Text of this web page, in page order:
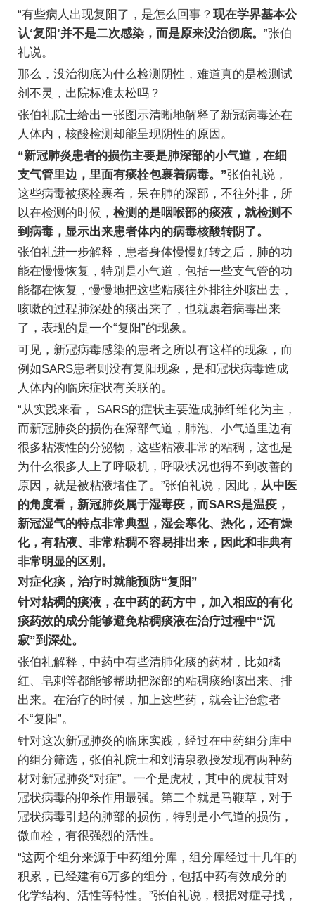
“有些病人出现复阳了，是怎么回事？ 现在学界基本公
认‘复阳’并不是二次感染，而是原来没治彻底。 ”张伯
礼说。
那么，没治彻底为什么检测阴性，难道真的是检测试
剂不灵，出院标准太松吗？
张伯礼院士给出一张图示清晰地解释了新冠病毒还在
人体内，核酸检测却能呈现阴性的原因。
“新冠肺炎患者的损伤主要是肺深部的小气道，在细
支气管里边，里面有痰栓包裹着病毒。”张伯礼说，
这些病毒被痰栓裹着，呆在肺的深部，不往外排，所
以在检测的时候， 检测的是咽喉部的痰液，就检测不
到病毒，显示出来患者体内的病毒核酸转阴了。
张伯礼进一步解释，患者身体慢慢好转之后，肺的功
能在慢慢恢复，特别是小气道，包括一些支气管的功
能都在恢复，慢慢地把这些粘痰往外排往外咳出去，
咳嗽的过程肺深处的痰出来了，也就裹着病毒出来
了，表现的是一个“复阳”的现象。
可见，新冠病毒感染的患者之所以有这样的现象，而
例如SARS患者则没有复阳现象，是和冠状病毒造成
人体内的临床症状有关联的。
“从实践来看， SARS的症状主要造成肺纤维化为主，
而新冠肺炎的损伤在深部气道，肺泡、小气道里边有
很多粘液性的分泌物，这些粘液非常的粘稠，这也是
为什么很多人上了呼吸机，呼吸状况也得不到改善的
原因，就是被粘液堵住了。”张伯礼说，因此， 从中医
的角度看，新冠肺炎属于湿毒疫，而SARS是温疫，
新冠湿气的特点非常典型，湿会寒化、热化，还有燥
化，有粘液、非常粘稠不容易排出来，因此和非典有
非常明显的区别。
对症化痰，治疗时就能预防“复阳”
针对粘稠的痰液，在中药的药方中，加入相应的有化
痰药效的成分能够避免粘稠痰液在治疗过程中“沉
寂”到深处。
张伯礼解释，中药中有些清肺化痰的药材，比如橘
红、皂刺等都能够帮助把深部的粘稠痰给咳出来、排
出来。在治疗的时候，加上这些药，就会让治愈者
不“复阳”。
针对这次新冠肺炎的临床实践，经过在中药组分库中
的组分筛选，张伯礼院士和刘清泉教授发现有两种药
材对新冠肺炎“对症”。一个是虎杖，其中的虎杖苷对
冠状病毒的抑杀作用最强。第二个就是马鞭草，对于
冠状病毒引起的肺部的损伤，特别是小气道的损伤，
微血栓，有很强烈的活性。
“这两个组分来源于中药组分库，组分库经过十几年的
积累，已经建有6万多的组分，包括中药有效成分的
化学结构、活性等特性。”张伯礼说，根据对症寻找，